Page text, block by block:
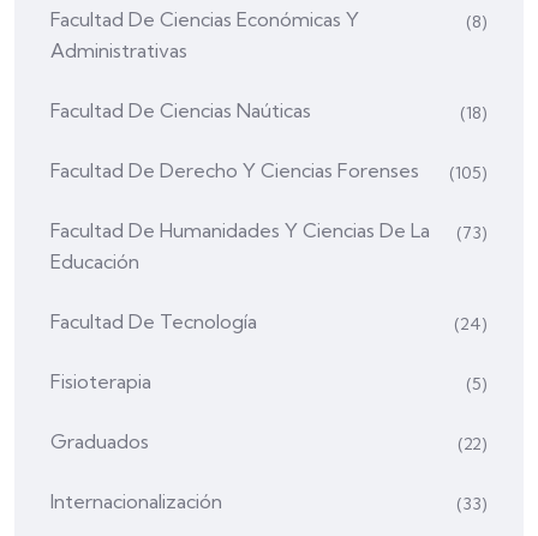
Facultad De Ciencias Económicas Y
Administrativas
(8)
Facultad De Ciencias Naúticas (18)
Facultad De Derecho Y Ciencias Forenses (105)
Facultad De Humanidades Y Ciencias De La
Educación
(73)
Facultad De Tecnología (24)
Fisioterapia (5)
Graduados (22)
Internacionalización (33)